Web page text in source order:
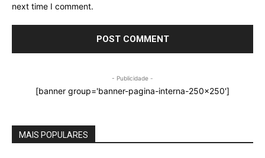
next time I comment.
- Publicidade -
[banner group='banner-pagina-interna-250x250']
MAIS POPULARES